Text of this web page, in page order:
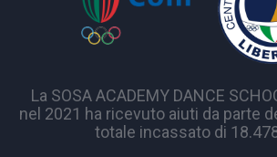
La SOSA ACADEMY DANCE
nel 2021 ha ricevuto aiuti da parte
totale incassato di